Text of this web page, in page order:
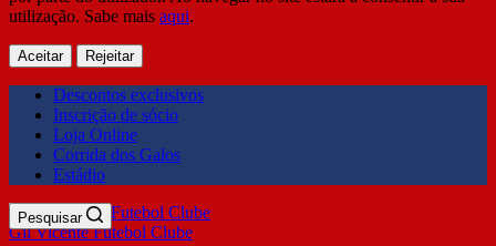
utilização. Sabe mais aqui.
Aceitar Rejeitar
Descontos exclusivos
Inscrição de sócio
Loja Online
Corrida dos Galos
Estádio
Gil Vicente Futebol Clube
Pesquisar